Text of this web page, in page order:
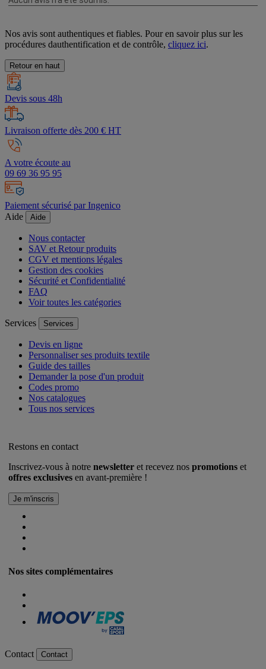
Nos avis sont authentiques et fiables. Pour en savoir plus sur les
procédures dauthentification et de contrôle, cliquez ici.
Retour en haut
Devis sous 48h
Livraison offerte dès 200 € HT
A votre écoute au
09 69 36 95 95
Paiement sécurisé par Ingenico
Aide
Aide
Nous contacter
SAV et Retour produits
CGV et mentions légales
Gestion des cookies
Sécurité et Confidentialité
FAQ
Voir toutes les catégories
Services Services
Devis en ligne
Personnaliser ses produits textile
Guide des tailles
Demander la pose d'un produit
Codes promo
Nos catalogues
Tous nos services
Restons en contact
Inscrivez-vous à notre newsletter et recevez nos promotions et
offres exclusives en avant-première !
Nos sites complémentaires
Contact Contact